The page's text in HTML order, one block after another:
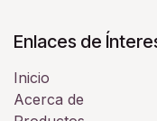
Enlaces de
Inicio
Acerca de